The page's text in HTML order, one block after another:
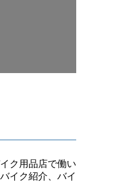
ク用品店で働い
イク紹介、バイ